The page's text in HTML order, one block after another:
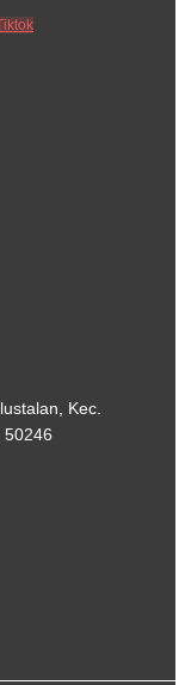
Kec.
50246